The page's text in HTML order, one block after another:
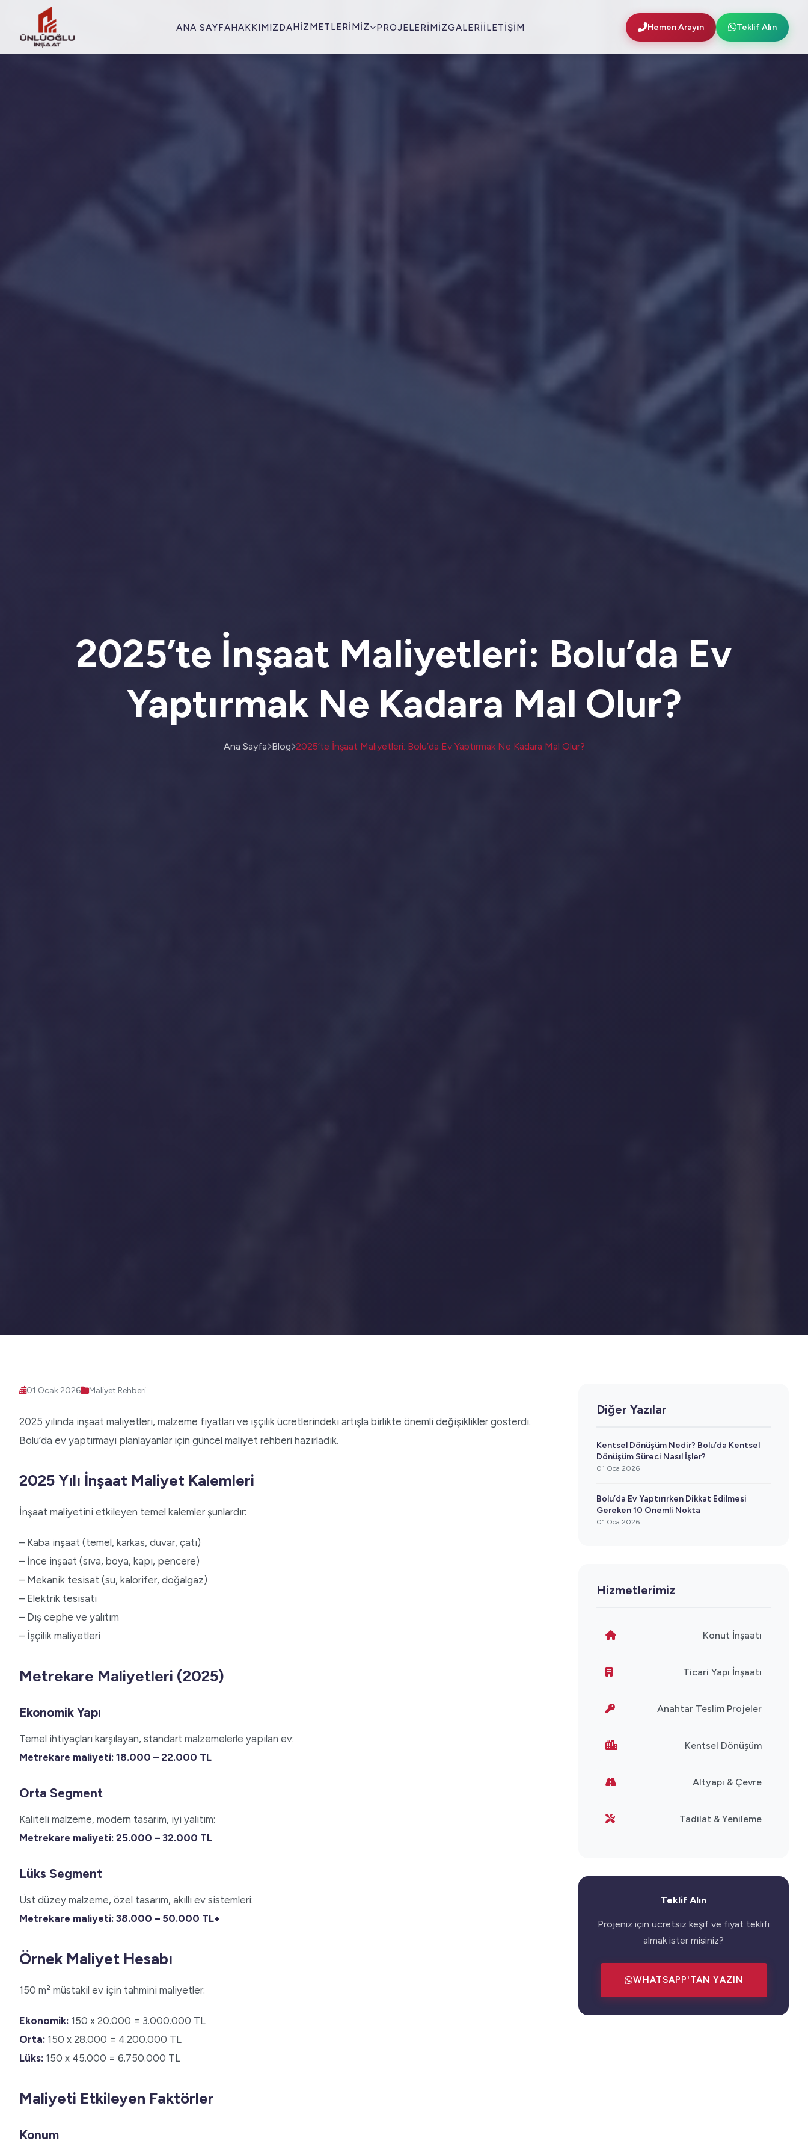
ANA SAYFAHAKKIMIZDAHIZMETLERIMIZ PROJELERIMIZGALERIİLETIŞIM Hemen Arayın Teklif Alın
2025’te İnşaat Maliyetleri: Bolu’da Ev
Yaptırmak Ne Kadara Mal Olur?
Ana Sayfa Blog 2025’te İnşaat Maliyetleri: Bolu’da Ev Yaptırmak Ne Kadara Mal Olur?
01 Ocak 2026 Maliyet Rehberi
2025 yılında inşaat maliyetleri, malzeme fiyatları ve işçilik ücretlerindeki artışla birlikte önemli değişiklikler gösterdi.
Bolu’da ev yaptırmayı planlayanlar için güncel maliyet rehberi hazırladık.
2025 Yılı İnşaat Maliyet Kalemleri
İnşaat maliyetini etkileyen temel kalemler şunlardır:
– Kaba inşaat (temel, karkas, duvar, çatı)
– İnce inşaat (sıva, boya, kapı, pencere)
– Mekanik tesisat (su, kalorifer, doğalgaz)
– Elektrik tesisatı
– Dış cephe ve yalıtım
– İşçilik maliyetleri
Metrekare Maliyetleri (2025)
Ekonomik Yapı
Temel ihtiyaçları karşılayan, standart malzemelerle yapılan ev:
Metrekare maliyeti: 18.000 – 22.000 TL
Orta Segment
Kaliteli malzeme, modern tasarım, iyi yalıtım:
Metrekare maliyeti: 25.000 – 32.000 TL
Lüks Segment
Üst düzey malzeme, özel tasarım, akıllı ev sistemleri:
Metrekare maliyeti: 38.000 – 50.000 TL+
Örnek Maliyet Hesabı
150 m² müstakil ev için tahmini maliyetler:
Ekonomik: 150 x 20.000 = 3.000.000 TL
Orta: 150 x 28.000 = 4.200.000 TL
Lüks: 150 x 45.000 = 6.750.000 TL
Maliyeti Etkileyen Faktörler
Konum
Diğer Yazılar
Kentsel Dönüşüm Nedir? Bolu’da Kentsel
Dönüşüm Süreci Nasıl İşler?
01 Oca 2026
Bolu’da Ev Yaptırırken Dikkat Edilmesi
Gereken 10 Önemli Nokta
01 Oca 2026
Hizmetlerimiz
Konut İnşaatı
Ticari Yapı İnşaatı
Anahtar Teslim Projeler
Kentsel Dönüşüm
Altyapı & Çevre
Tadilat & Yenileme
Teklif Alın
Projeniz için ücretsiz keşif ve fiyat teklifi
almak ister misiniz?
WHATSAPP'TAN YAZIN